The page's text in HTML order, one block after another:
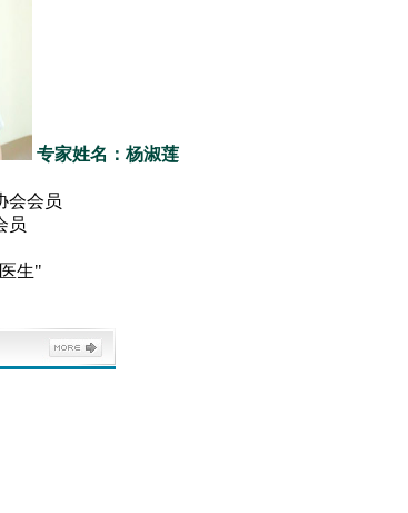
专家姓名：杨淑莲
会会员
员
生"